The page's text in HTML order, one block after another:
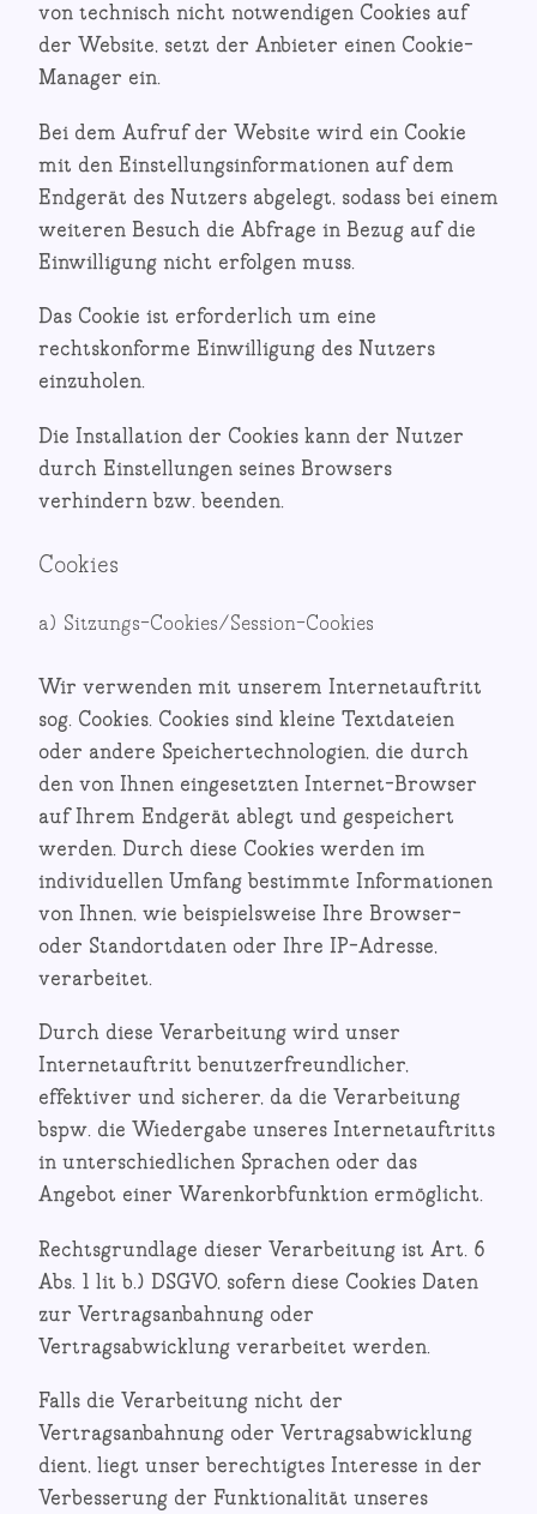
von technisch nicht notwendigen Cookies auf
der Website, setzt der Anbieter einen Cookie-
Manager ein.
Bei dem Aufruf der Website wird ein Cookie
mit den Einstellungsinformationen auf dem
Endgerät des Nutzers abgelegt, sodass bei einem
weiteren Besuch die Abfrage in Bezug auf die
Einwilligung nicht erfolgen muss.
Das Cookie ist erforderlich um eine
rechtskonforme Einwilligung des Nutzers
einzuholen.
Die Installation der Cookies kann der Nutzer
durch Einstellungen seines Browsers
verhindern bzw. beenden.
Cookies
a) Sitzungs-Cookies/Session-Cookies
Wir verwenden mit unserem Internetauftritt
sog. Cookies. Cookies sind kleine Textdateien
oder andere Speichertechnologien, die durch
den von Ihnen eingesetzten Internet-Browser
auf Ihrem Endgerät ablegt und gespeichert
werden. Durch diese Cookies werden im
individuellen Umfang bestimmte Informationen
von Ihnen, wie beispielsweise Ihre Browser-
oder Standortdaten oder Ihre IP-Adresse,
verarbeitet.
Durch diese Verarbeitung wird unser
Internetauftritt benutzerfreundlicher,
effektiver und sicherer, da die Verarbeitung
bspw. die Wiedergabe unseres Internetauftritts
in unterschiedlichen Sprachen oder das
Angebot einer Warenkorbfunktion ermöglicht.
Rechtsgrundlage dieser Verarbeitung ist Art. 6
Abs. 1 lit b.) DSGVO, sofern diese Cookies Daten
zur Vertragsanbahnung oder
Vertragsabwicklung verarbeitet werden.
Falls die Verarbeitung nicht der
Vertragsanbahnung oder Vertragsabwicklung
dient, liegt unser berechtigtes Interesse in der
Verbesserung der Funktionalität unseres